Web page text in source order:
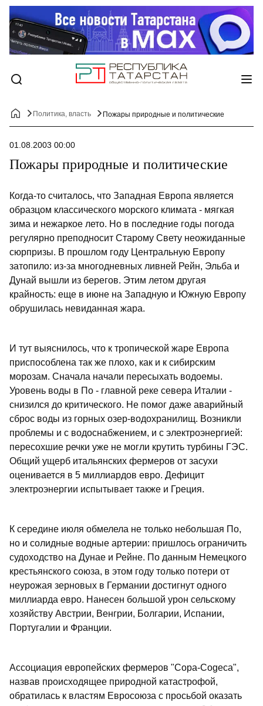
Политика, власть Пожары природные и политические
01.08.2003 00:00
Пожары природные и политические
Когда-то считалось, что Западная Европа является
образцом классического морского климата - мягкая
зима и нежаркое лето. Но в последние годы погода
регулярно преподносит Старому Свету неожиданные
сюрпризы. В прошлом году Центральную Европу
затопило: из-за многодневных ливней Рейн, Эльба и
Дунай вышли из берегов. Этим летом другая
крайность: еще в июне на Западную и Южную Европу
обрушилась невиданная жара.
И тут выяснилось, что к тропической жаре Европа
приспособлена так же плохо, как и к сибирским
морозам. Сначала начали пересыхать водоемы.
Уровень воды в По - главной реке севера Италии -
снизился до критического. Не помог даже аварийный
сброс воды из горных озер-водохранилищ. Возникли
проблемы и с водоснабжением, и с электроэнергией:
пересохшие речки уже не могли крутить турбины ГЭС.
Общий ущерб итальянских фермеров от засухи
оценивается в 5 миллиардов евро. Дефицит
электроэнергии испытывает также и Греция.
К середине июля обмелела не только небольшая По,
но и солидные водные артерии: пришлось ограничить
судоходство на Дунае и Рейне. По данным Немецкого
крестьянского союза, в этом году только потери от
неурожая зерновых в Германии достигнут одного
миллиарда евро. Нанесен большой урон сельскому
хозяйству Австрии, Венгрии, Болгарии, Испании,
Португалии и Франции.
Ассоциация европейских фермеров "Сора-Сogeca",
назвав происходящее природной катастрофой,
обратилась к властям Евросоюза с просьбой оказать